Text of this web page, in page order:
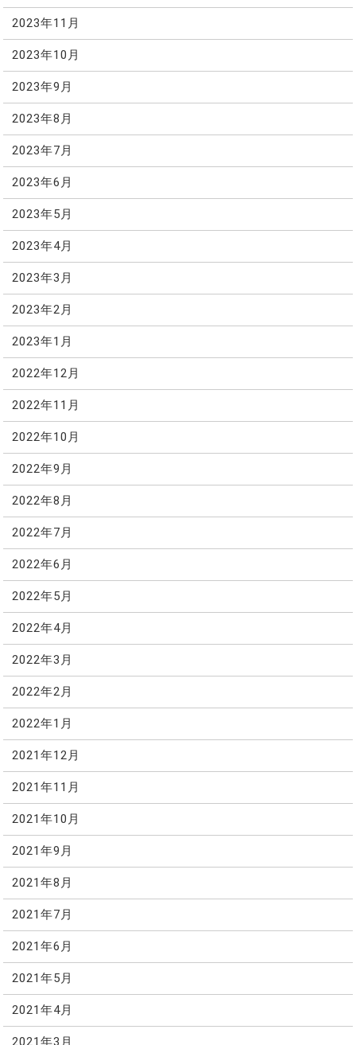
2023年11月
2023年10月
2023年9月
2023年8月
2023年7月
2023年6月
2023年5月
2023年4月
2023年3月
2023年2月
2023年1月
2022年12月
2022年11月
2022年10月
2022年9月
2022年8月
2022年7月
2022年6月
2022年5月
2022年4月
2022年3月
2022年2月
2022年1月
2021年12月
2021年11月
2021年10月
2021年9月
2021年8月
2021年7月
2021年6月
2021年5月
2021年4月
2021年3月